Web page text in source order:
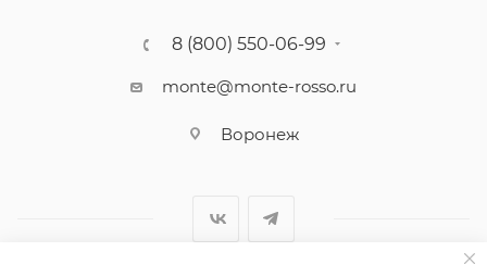
8 (800) 550-06-99
monte@monte-rosso.ru
Воронеж